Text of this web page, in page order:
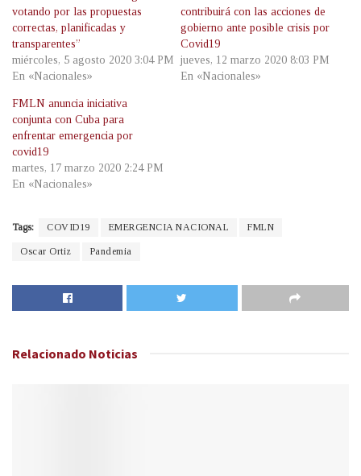
votando por las propuestas
correctas, planificadas y
transparentes”
miércoles, 5 agosto 2020 3:04 PM
En «Nacionales»
contribuirá con las acciones de
gobierno ante posible crisis por
Covid19
jueves, 12 marzo 2020 8:03 PM
En «Nacionales»
FMLN anuncia iniciativa
conjunta con Cuba para
enfrentar emergencia por
covid19
martes, 17 marzo 2020 2:24 PM
En «Nacionales»
Tags: COVID19 EMERGENCIA NACIONAL FMLN
Oscar Ortiz Pandemia
Relacionado Noticias